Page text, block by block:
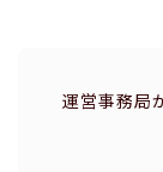
運営事務局